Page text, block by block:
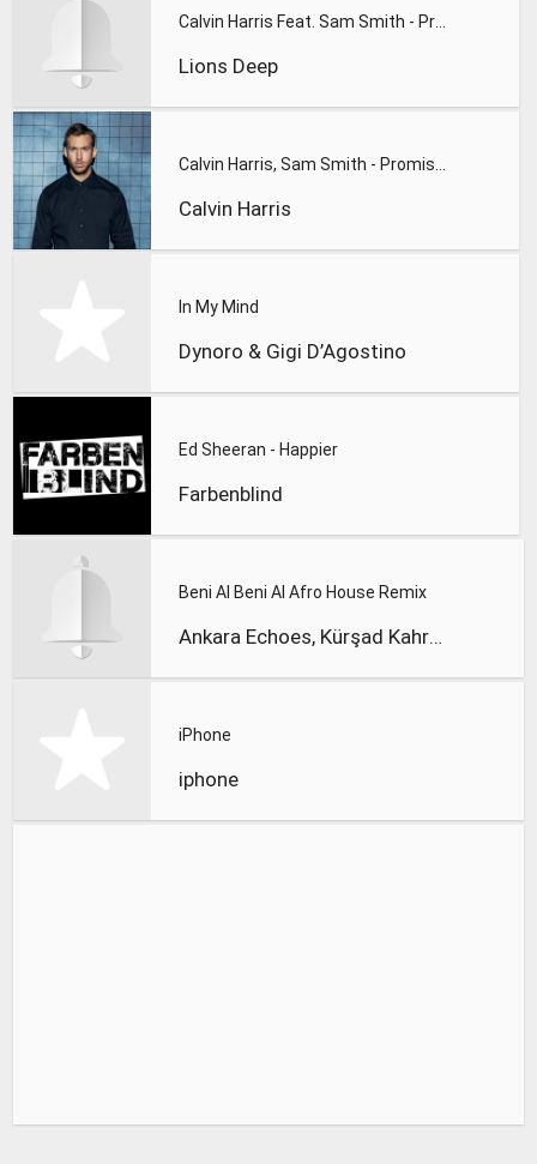
Lions Deep
Calvin Harris
In My Mind
Dynoro & Gigi D’Agostino
Ed Sheeran - Happier
Farbenblind
Beni Al Beni Al Afro House Remix
Ankara Echoes, Kürşad Kahraman
iPhone
iphone